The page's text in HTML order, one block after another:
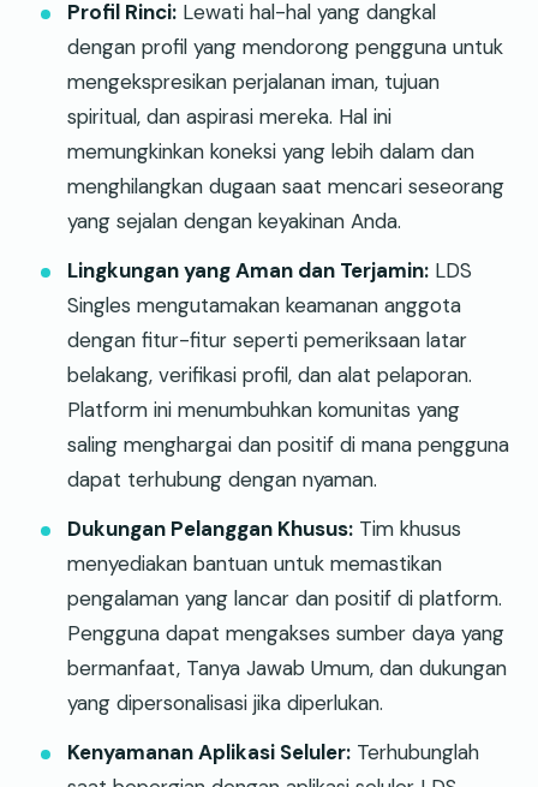
Profil Rinci: Lewati hal-hal yang dangkal
dengan profil yang mendorong pengguna untuk
mengekspresikan perjalanan iman, tujuan
spiritual, dan aspirasi mereka. Hal ini
memungkinkan koneksi yang lebih dalam dan
menghilangkan dugaan saat mencari seseorang
yang sejalan dengan keyakinan Anda.
Lingkungan yang Aman dan Terjamin: LDS
Singles mengutamakan keamanan anggota
dengan fitur-fitur seperti pemeriksaan latar
belakang, verifikasi profil, dan alat pelaporan.
Platform ini menumbuhkan komunitas yang
saling menghargai dan positif di mana pengguna
dapat terhubung dengan nyaman.
Dukungan Pelanggan Khusus: Tim khusus
menyediakan bantuan untuk memastikan
pengalaman yang lancar dan positif di platform.
Pengguna dapat mengakses sumber daya yang
bermanfaat, Tanya Jawab Umum, dan dukungan
yang dipersonalisasi jika diperlukan.
Kenyamanan Aplikasi Seluler: Terhubunglah